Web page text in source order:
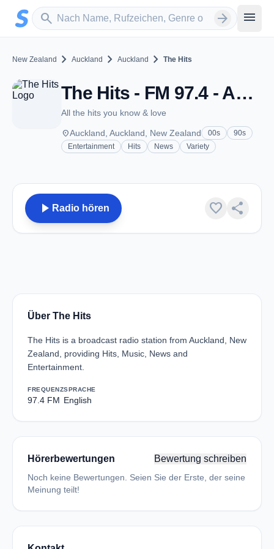
Zum Hauptinhalt springen
search
Sender suchen arrow_forward menu
New Zealand chevron_right Auckland chevron_right Auckland chevron_right The Hits
The Hits - FM 97.4 - Auckland
All the hits you know & love
placeAuckland, Auckland, New Zealand 00s
90s
Entertainment
Hits News Variety
play_arrow Radio hören favorite share
Über The Hits
The Hits is a broadcast radio station from Auckland, New
Zealand, providing Hits, Music, News and
Entertainment.
FREQUENZ
97.4 FM
SPRACHE
English
Hörerbewertungen Bewertung schreiben
Noch keine Bewertungen. Seien Sie der Erste, der seine
Meinung teilt!